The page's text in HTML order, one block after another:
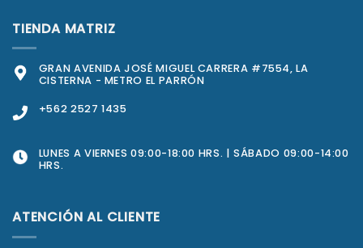
TIENDA MATRIZ
GRAN AVENIDA JOSÉ MIGUEL CARRERA #7554, LA
CISTERNA - METRO EL PARRÓN
+562 2527 1435
LUNES A VIERNES 09:00-18:00 HRS. | SÁBADO 09:00-14:00
HRS.
ATENCIÓN AL CLIENTE